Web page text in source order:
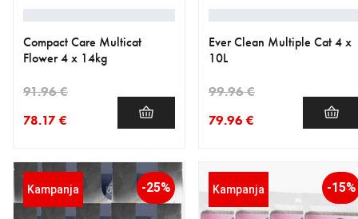
Compact Care Multicat
Flower 4 x 14kg
78.17 €
91.96 €
Ever Clean Multiple Cat 4 x
10L
79.96 €
99.96 €
Kampanja -25% Kampanja -15%